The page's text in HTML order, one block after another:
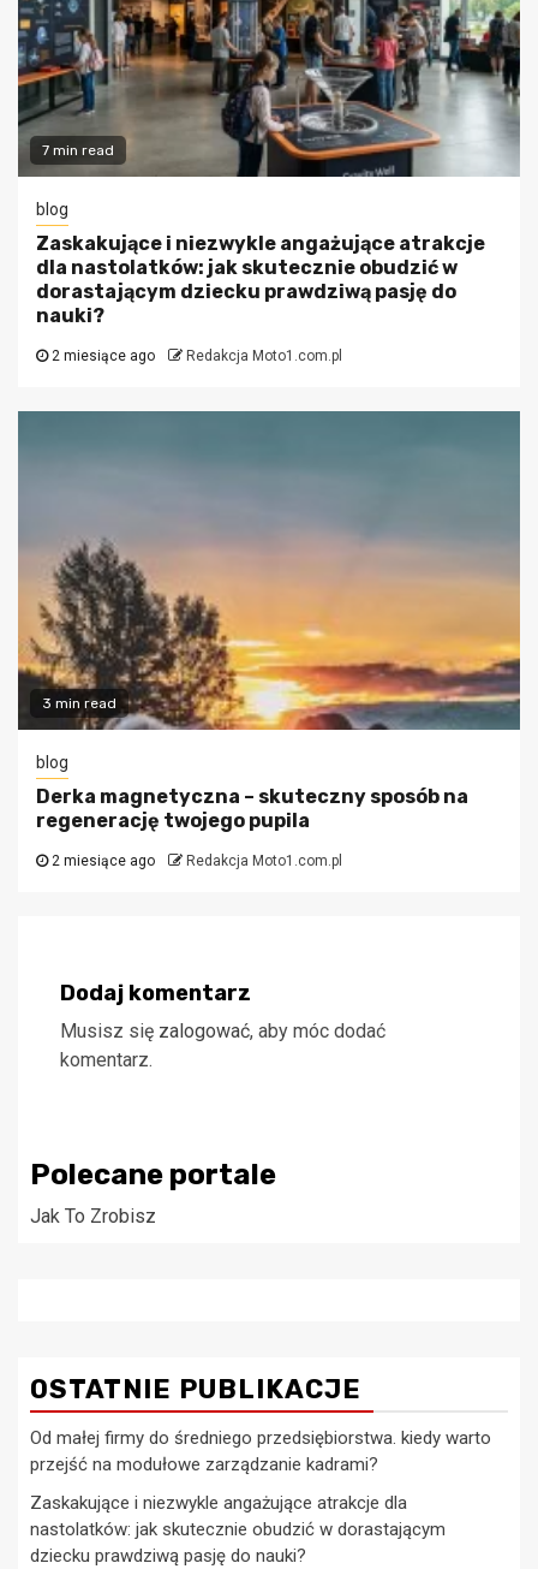
7 min read
blog
Zaskakujące i niezwykle angażujące atrakcje
dla nastolatków: jak skutecznie obudzić w
dorastającym dziecku prawdziwą pasję do
nauki?
2 miesiące ago Redakcja Moto1.com.pl
3 min read
blog
Derka magnetyczna – skuteczny sposób na
regenerację twojego pupila
2 miesiące ago Redakcja Moto1.com.pl
Dodaj komentarz
Musisz się zalogować, aby móc dodać
komentarz.
Polecane portale
Jak To Zrobisz
OSTATNIE PUBLIKACJE
Od małej firmy do średniego przedsiębiorstwa. kiedy warto
przejść na modułowe zarządzanie kadrami?
Zaskakujące i niezwykle angażujące atrakcje dla
nastolatków: jak skutecznie obudzić w dorastającym
dziecku prawdziwą pasję do nauki?